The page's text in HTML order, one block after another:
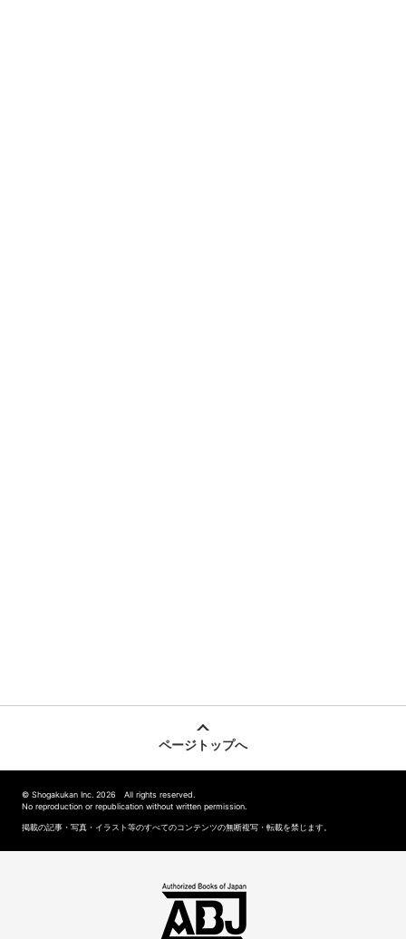
ページトップへ
© Shogakukan Inc. 2026 All rights reserved.
No reproduction or republication without written permission.
掲載の記事・写真・イラスト等のすべてのコンテンツの無断複写・転載を禁じます。